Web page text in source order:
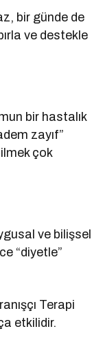
bir günde de
ve destekle
bir hastalık
zayıf”
çok
ve bilişsel
“diyetle”
Terapi
etkilidir.